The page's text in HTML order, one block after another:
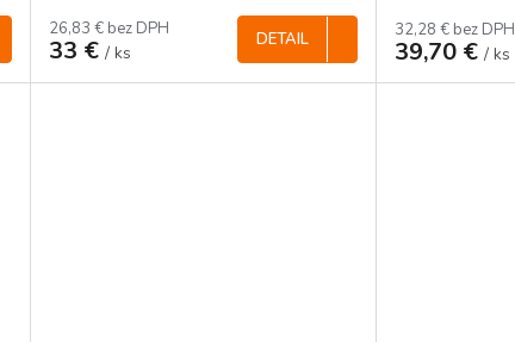
26,83 € bez DPH
33 €/ ks
DETAIL 32,28 € bez DPH
39,70 € / ks